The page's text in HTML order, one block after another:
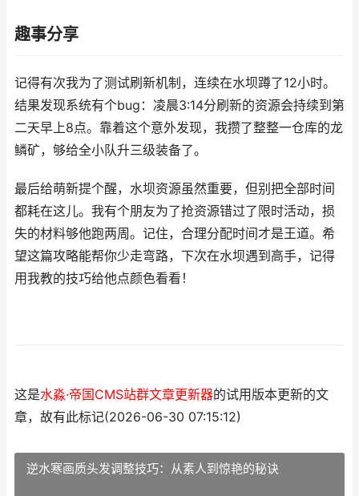
趣事分享
记得有次我为了测试刷新机制，连续在水坝蹲了12小时。
结果发现系统有个bug：凌晨3:14分刷新的资源会持续到第
二天早上8点。靠着这个意外发现，我攒了整整一仓库的龙
鳞矿，够给全小队升三级装备了。
最后给萌新提个醒，水坝资源虽然重要，但别把全部时间
都耗在这儿。我有个朋友为了抢资源错过了限时活动，损
失的材料够他跑两周。记住，合理分配时间才是王道。希
望这篇攻略能帮你少走弯路，下次在水坝遇到高手，记得
用我教的技巧给他点颜色看看！
这是水淼·帝国CMS站群文章更新器的试用版本更新的文
章，故有此标记(2026-06-30 07:15:12)
逆水寒画质头发调整技巧：从素人到惊艳的秘诀